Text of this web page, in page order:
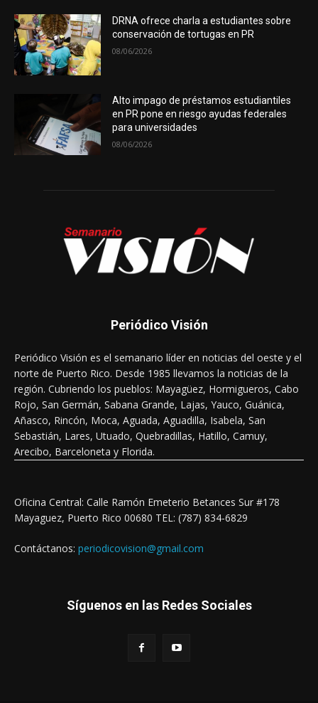
DRNA ofrece charla a estudiantes sobre
conservación de tortugas en PR
08/06/2026
Alto impago de préstamos estudiantiles
en PR pone en riesgo ayudas federales
para universidades
08/06/2026
Periódico Visión
Periódico Visión es el semanario líder en noticias del oeste y el
norte de Puerto Rico. Desde 1985 llevamos la noticias de la
región. Cubriendo los pueblos: Mayagüez, Hormigueros, Cabo
Rojo, San Germán, Sabana Grande, Lajas, Yauco, Guánica,
Añasco, Rincón, Moca, Aguada, Aguadilla, Isabela, San
Sebastián, Lares, Utuado, Quebradillas, Hatillo, Camuy,
Arecibo, Barceloneta y Florida.
Oficina Central: Calle Ramón Emeterio Betances Sur #178
Mayaguez, Puerto Rico 00680 TEL: (787) 834-6829
Contáctanos: periodicovision@gmail.com
Síguenos en las Redes Sociales